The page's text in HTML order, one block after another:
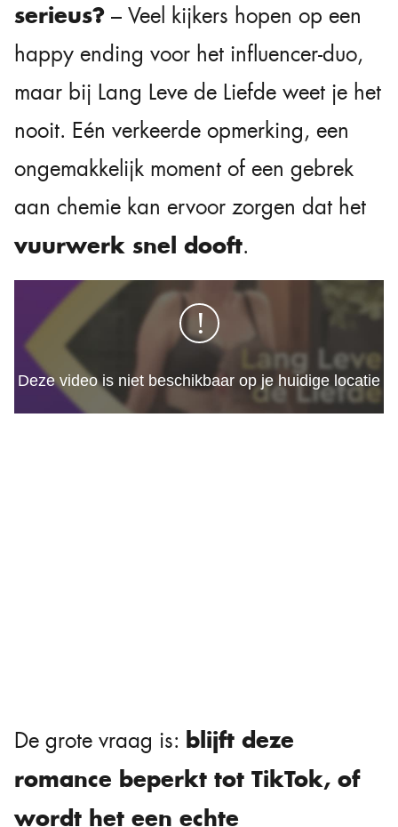
serieus? – Veel kijkers hopen op een
happy ending voor het influencer-duo,
maar bij Lang Leve de Liefde weet je het
nooit. Eén verkeerde opmerking, een
ongemakkelijk moment of een gebrek
aan chemie kan ervoor zorgen dat het
vuurwerk snel dooft.
De grote vraag is: blijft deze
romance beperkt tot TikTok, of
wordt het een echte